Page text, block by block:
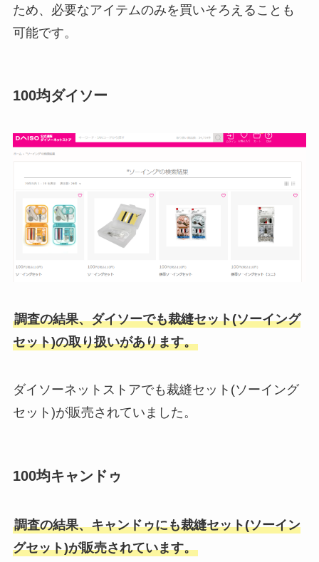
ため、必要なアイテムのみを買いそろえることも
可能です。
100均ダイソー
調査の結果、ダイソーでも裁縫セット(ソーイング
セット)の取り扱いがあります。
ダイソーネットストアでも裁縫セット(ソーイング
セット)が販売されていました。
100均キャンドゥ
調査の結果、キャンドゥにも裁縫セット(ソーイン
グセット)が販売されています。